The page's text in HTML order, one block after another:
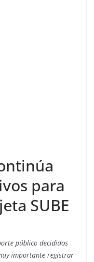
para
SUBE
público decididos
importante registrar